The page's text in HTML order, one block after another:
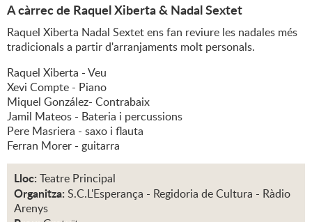
A càrrec de Raquel Xiberta & Nadal Sextet
Raquel Xiberta Nadal Sextet ens fan reviure les nadales més
tradicionals a partir d'arranjaments molt personals.
Raquel Xiberta - Veu
Xevi Compte - Piano
Miquel González- Contrabaix
Jamil Mateos - Bateria i percussions
Pere Masriera - saxo i flauta
Ferran Morer - guitarra
Lloc: Teatre Principal
Organitza: S.C.L'Esperança - Regidoria de Cultura - Ràdio
Arenys